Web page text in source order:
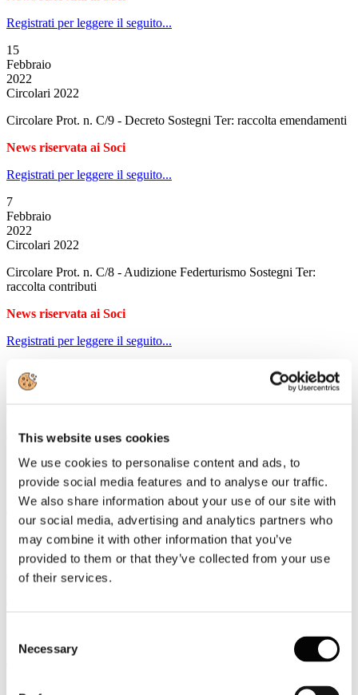
This website uses cookies
We use cookies to personalise content and ads, to
provide social media features and to analyse our traffic.
We also share information about your use of our site with
our social media, advertising and analytics partners who
may combine it with other information that you’ve
provided to them or that they’ve collected from your use
of their services.
Selection
Necessary
Registrati per leggere il seguito...
15
Febbraio
2022
Circolari 2022
Circolare Prot. n. C/9 - Decreto Sostegni Ter: raccolta emendamenti
News riservata ai Soci
Registrati per leggere il seguito...
7
Febbraio
2022
Circolari 2022
Circolare Prot. n. C/8 - Audizione Federturismo Sostegni Ter:
raccolta contributi
News riservata ai Soci
Registrati per leggere il seguito...
Febbraio
Circolare Prot. n. C/7 - Audizione Federturismo Ddl Concorrenza:
News riservata ai Soci
Registrati per leggere il seguito...
Febbraio
2022
Circolari 2022
Registrati per leggere il seguito...